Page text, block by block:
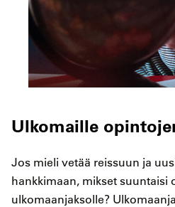
Ulkomaille
Jos mieli vetää reissuun ja
hankkimaan, mikset suuntaisi
ulkomaanjaksolle?